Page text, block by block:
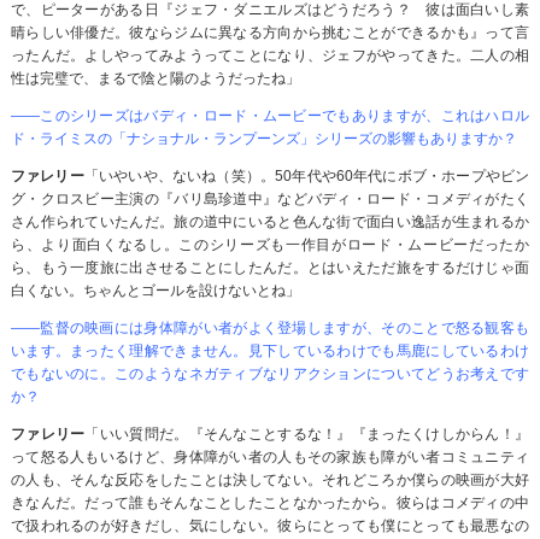
で、ピーターがある日『ジェフ・ダニエルズはどうだろう？ 彼は面白いし素
晴らしい俳優だ。彼ならジムに異なる方向から挑むことができるかも』って言
ったんだ。よしやってみようってことになり、ジェフがやってきた。二人の相
性は完璧で、まるで陰と陽のようだったね」
――このシリーズはバディ・ロード・ムービーでもありますが、これはハロル
ド・ライミスの「ナショナル・ランプーンズ」シリーズの影響もありますか？
ファレリー「いやいや、ないね（笑）。50年代や60年代にボブ・ホープやビン
グ・クロスビー主演の『バリ島珍道中』などバディ・ロード・コメディがたく
さん作られていたんだ。旅の道中にいると色んな街で面白い逸話が生まれるか
ら、より面白くなるし。このシリーズも一作目がロード・ムービーだったか
ら、もう一度旅に出させることにしたんだ。とはいえただ旅をするだけじゃ面
白くない。ちゃんとゴールを設けないとね」
――監督の映画には身体障がい者がよく登場しますが、そのことで怒る観客も
います。まったく理解できません。見下しているわけでも馬鹿にしているわけ
でもないのに。このようなネガティブなリアクションについてどうお考えです
か？
ファレリー 「いい質問だ。『そんなことするな！』『まったくけしからん！』
って怒る人もいるけど、身体障がい者の人もその家族も障がい者コミュニティ
の人も、そんな反応をしたことは決してない。それどころか僕らの映画が大好
きなんだ。だって誰もそんなことしたことなかったから。彼らはコメディの中
で扱われるのが好きだし、気にしない。彼らにとっても僕にとっても最悪なの